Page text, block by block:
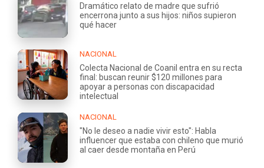
Dramático relato de madre que sufrió
encerrona junto a sus hijos: niños supieron
qué hacer
NACIONAL
Colecta Nacional de Coanil entra en su recta
final: buscan reunir $120 millones para
apoyar a personas con discapacidad
intelectual
NACIONAL
"No le deseo a nadie vivir esto": Habla
influencer que estaba con chileno que murió
al caer desde montaña en Perú